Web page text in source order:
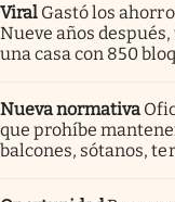
Viral Gastó los
Nueve años
una casa con 850
Nueva normativa
que prohíbe
balcones, sótanos,